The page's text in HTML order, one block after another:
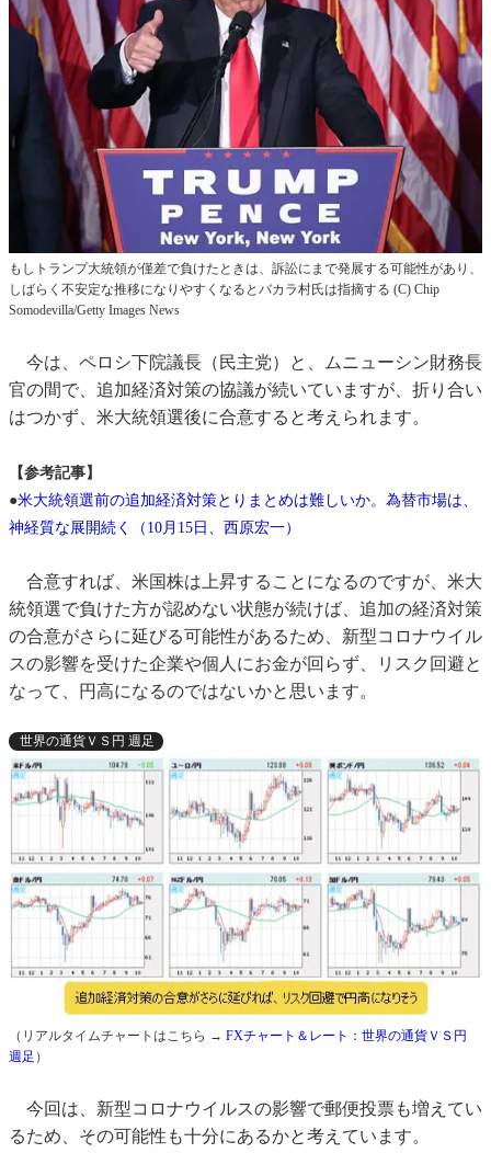
もしトランプ大統領が僅差で負けたときは、訴訟にまで発展する可能性があり、
しばらく不安定な推移になりやすくなるとバカラ村氏は指摘する (C) Chip
Somodevilla/Getty Images News
今は、ペロシ下院議長（民主党）と、ムニューシン財務長
官の間で、追加経済対策の協議が続いていますが、折り合い
はつかず、米大統領選後に合意すると考えられます。
【参考記事】
●米大統領選前の追加経済対策とりまとめは難しいか。為替市場は、
神経質な展開続く（10月15日、西原宏一）
合意すれば、米国株は上昇することになるのですが、米大
統領選で負けた方が認めない状態が続けば、追加の経済対策
の合意がさらに延びる可能性があるため、新型コロナウイル
スの影響を受けた企業や個人にお金が回らず、リスク回避と
なって、円高になるのではないかと思います。
世界の通貨ＶＳ円 週足
（リアルタイムチャートはこちら → FXチャート＆レート：世界の通貨ＶＳ円
週足 ）
今回は、新型コロナウイルスの影響で郵便投票も増えてい
るため、その可能性も十分にあるかと考えています。